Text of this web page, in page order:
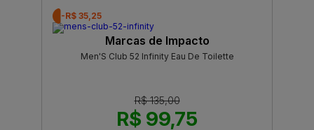
-R$ 35,25
Marcas de Impacto
Men'S Club 52 Infinity Eau De Toilette
R$ 135,00
R$ 99,75